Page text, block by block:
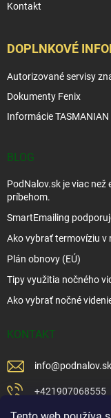
Kontakt
DOPLNKOVÉ
Autorizované servisy
Dokumenty Fenix
Informácie TASMANIAN
BLOG
PodNalov.sk je viac
príbehom.
SmartEmailing
Ako vybrať termovíziu v
Plán obnovy (EÚ)
Tipy využitia nočného
Ako vybrať nočné
KONTAKT
info@podnalov.sk
+421907068555